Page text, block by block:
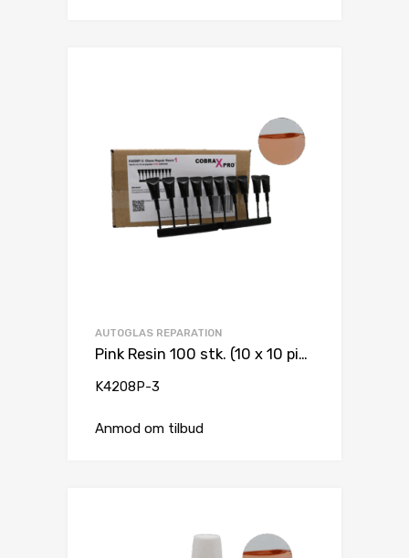
AUTOGLAS REPARATION
Pink Resin 100 stk. (10 x 10 pipette)
K4208P-3
Anmod om tilbud